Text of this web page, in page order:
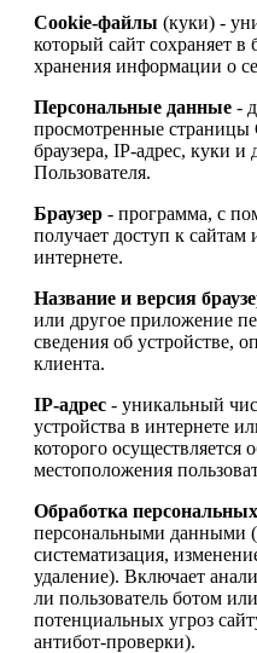
Cookie-файлы (куки) -
который сайт сохраняет в
хранения информации о
Персональные данные -
просмотренные страницы
браузера, IP-адрес, куки и
Пользователя.
Браузер - программа, с
получает доступ к
интернете.
Название и версия
или другое приложение
сведения об устройстве,
клиента.
IP-адрес - уникальный
устройства в интернете
которого
местоположения
Обработка
персональными данными
систематизация,
удаление). Включает
ли пользователь ботом
потенциальных угроз
антибот-проверки).